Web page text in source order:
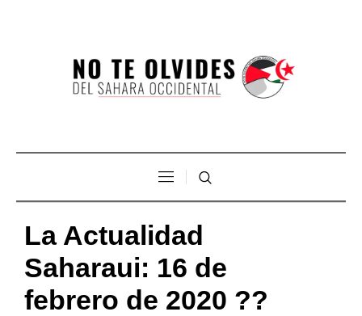
La Actualidad
Saharaui: 16 de
febrero de 2020 ??